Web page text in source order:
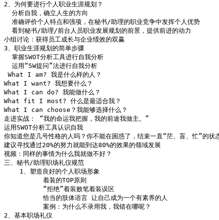
2、为何要进行个人职业生涯规划？
  分析自我，确立人生的方向
  准确评价个人特点和强项，在秘书/助理的职业竞争中发挥个人优势
  看到秘书/助理/前台人员职业发展规划的前景，提供前进的动力
小组讨论：获得员工成长与企业绩效的双赢
3、职业生涯规划的简单步骤
  掌握SWOT分析工具进行自我分析
  运用“5W提问”法进行自我分析
What I am? 我是什么样的人？
What I want? 我想要什么？
What I can do? 我能做什么？
What fit I most? 什么是最适合我？
What I can choose？我能够选择什么？
走进实战： “我的命运我把握，我的前途我做主。”
运用SWOT分析工具认识自我
你知道您是几号性格的人吗？你不能在困惑了，结束一直“茫、盲、忙”的状
建议寻找通过20%的努力就能到达80%的效果的领域发展
视频：同样的事情为什么我就做不好？
三、秘书/助理职场礼仪规范
    1、塑造良好的个人职场形象
          着装的TOP原则
          “拒绝”着装败笔着装误区
          恰当的肢体语言 让自己成为一个有素养的人
          案例：为什么不录用我，我错在哪呢？
2、基本职场礼仪